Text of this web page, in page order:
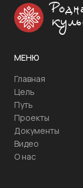
МЕНЮ
Главная
Цель
Путь
Проекты
Документы
Видео
О нас